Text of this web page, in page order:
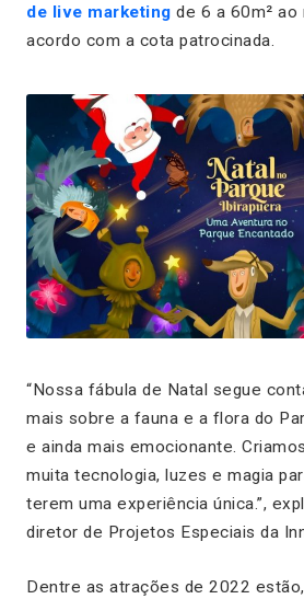
de live marketing de 6 a 60m² ao
acordo com a cota patrocinada.
“Nossa fábula de Natal segue
mais sobre a fauna e a flora do
e ainda mais emocionante.
muita tecnologia, luzes e magia
terem uma experiência única.”,
diretor de Projetos Especiais da
Dentre as atrações de 2022